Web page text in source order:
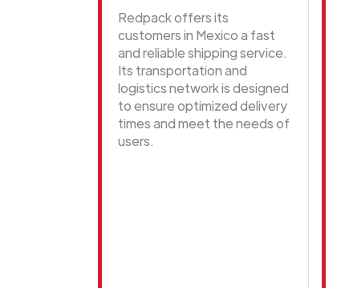
Redpack offers its
customers in Mexico a fast
and reliable shipping service.
Its transportation and
logistics network is designed
to ensure optimized delivery
times and meet the needs of
users.